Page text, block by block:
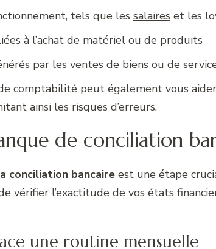
tels que les salaires et les
à l’achat de matériel ou de produits
par les ventes de biens ou de
comptabilité peut également vous
ainsi les risques d’erreurs.
de conciliation
conciliation bancaire est une étape
vérifier l’exactitude de vos états
une routine mensuelle